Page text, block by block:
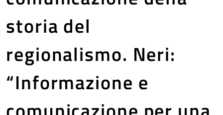
storia del
regionalismo. Neri:
“Informazione e